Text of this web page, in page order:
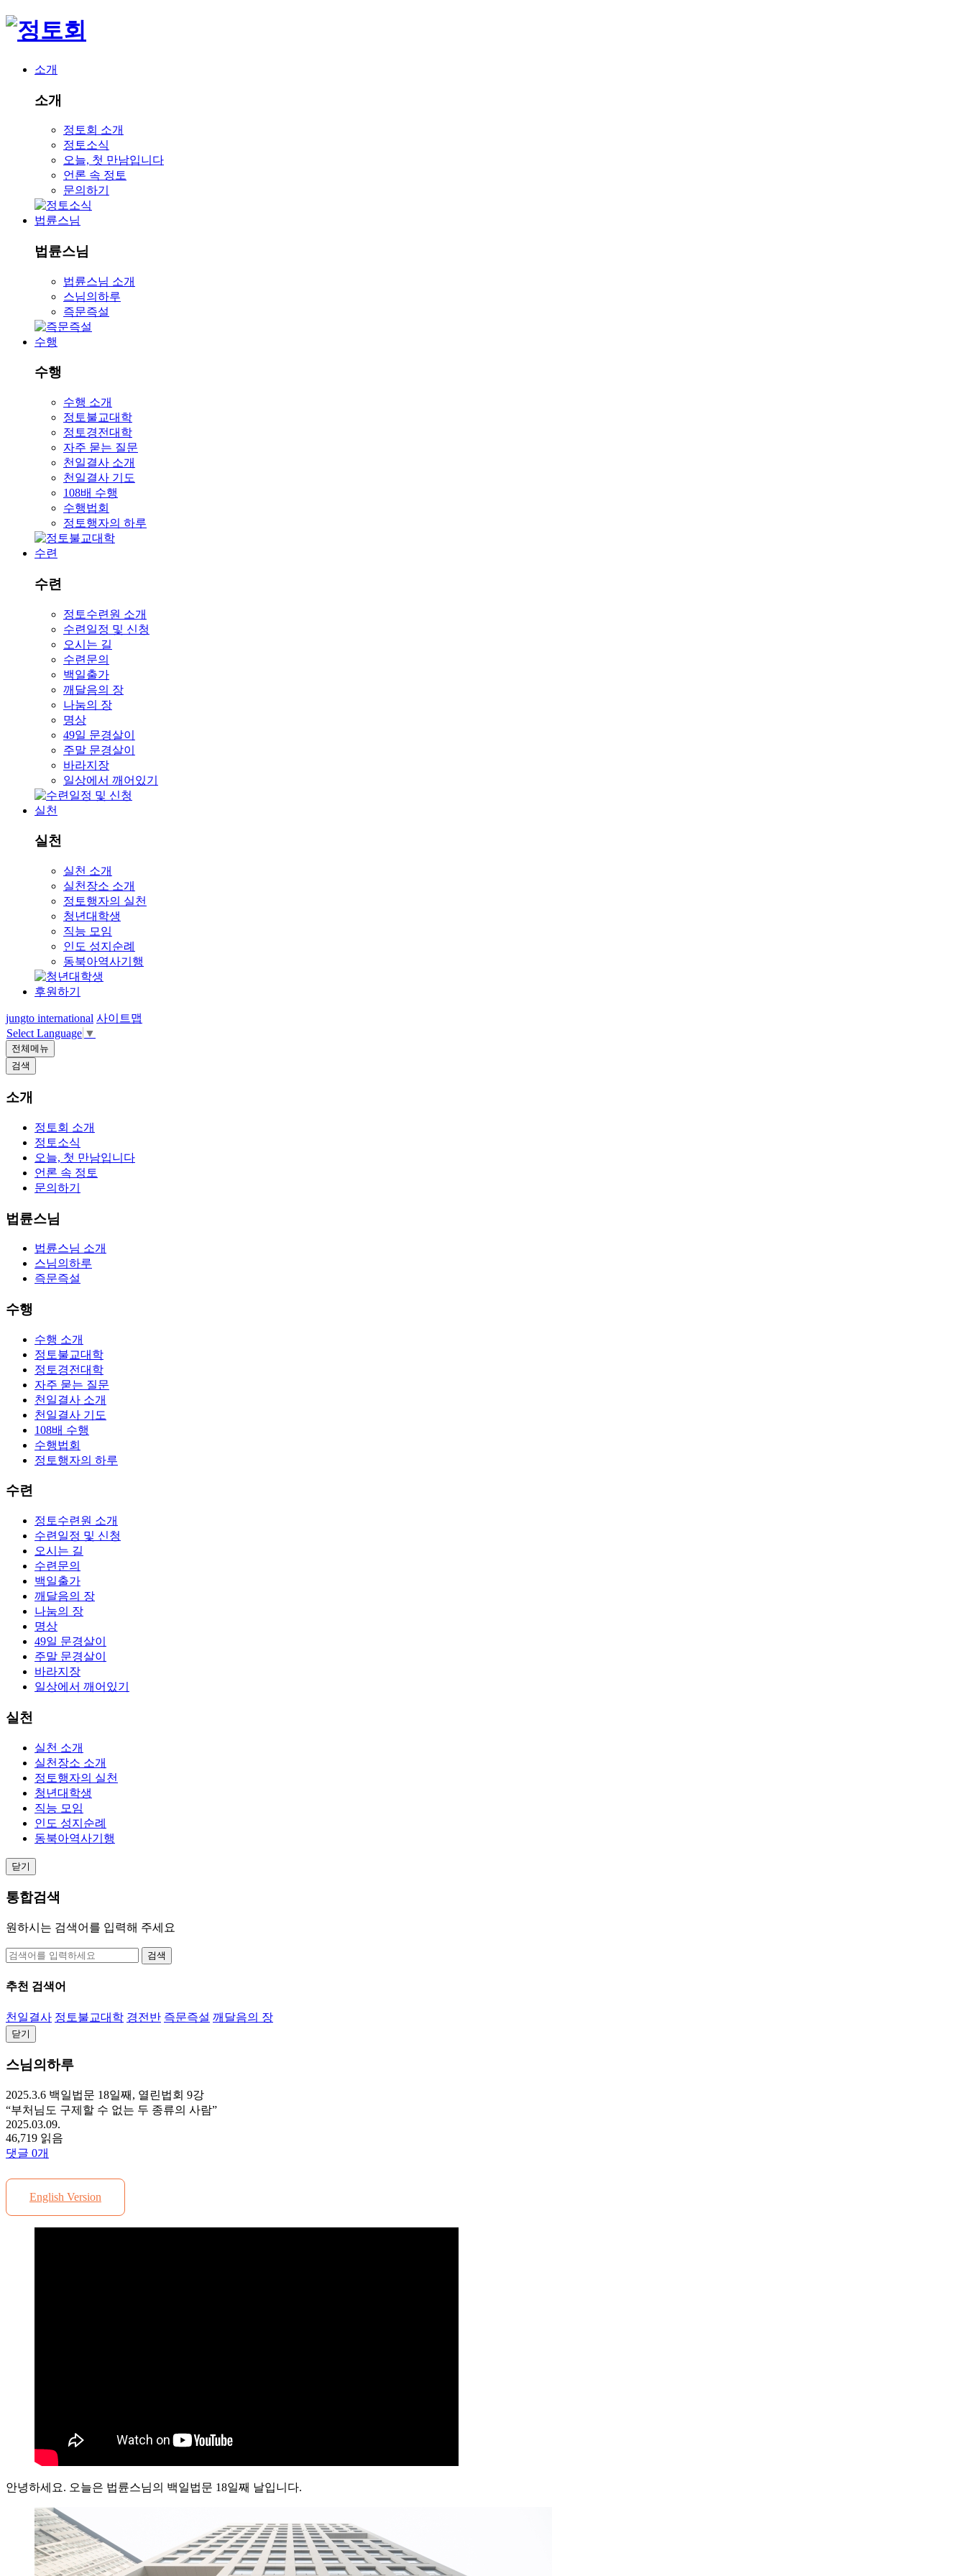
소개
소개
정토회 소개
정토소식
오늘, 첫 만남입니다
언론 속 정토
문의하기
법륜스님
법륜스님
법륜스님 소개
스님의하루
즉문즉설
수행
수행
수행 소개
정토불교대학
정토경전대학
자주 묻는 질문
천일결사 소개
천일결사 기도
108배 수행
수행법회
정토행자의 하루
수련
수련
정토수련원 소개
수련일정 및 신청
오시는 길
수련문의
백일출가
깨달음의 장
나눔의 장
명상
49일 문경살이
주말 문경살이
바라지장
일상에서 깨어있기
실천
실천
실천 소개
실천장소 소개
정토행자의 실천
청년대학생
직능 모임
인도 성지순례
동북아역사기행
후원하기
jungto international 사이트맵
Select Language ▼
전체메뉴
검색
소개
정토회 소개
정토소식
오늘, 첫 만남입니다
언론 속 정토
문의하기
법륜스님
법륜스님 소개
스님의하루
즉문즉설
수행
수행 소개
정토불교대학
정토경전대학
자주 묻는 질문
천일결사 소개
천일결사 기도
108배 수행
수행법회
정토행자의 하루
수련
정토수련원 소개
수련일정 및 신청
오시는 길
수련문의
백일출가
깨달음의 장
나눔의 장
명상
49일 문경살이
주말 문경살이
바라지장
일상에서 깨어있기
실천
실천 소개
실천장소 소개
정토행자의 실천
청년대학생
직능 모임
인도 성지순례
동북아역사기행
닫기
통합검색
원하시는 검색어를 입력해 주세요
검색
추천 검색어
천일결사 정토불교대학 경전반 즉문즉설 깨달음의 장
닫기
스님의하루
2025.3.6 백일법문 18일째, 열린법회 9강
“부처님도 구제할 수 없는 두 종류의 사람”
2025.03.09.
46,719 읽음
댓글 0개
English Version
안녕하세요. 오늘은 법륜스님의 백일법문 18일째 날입니다.